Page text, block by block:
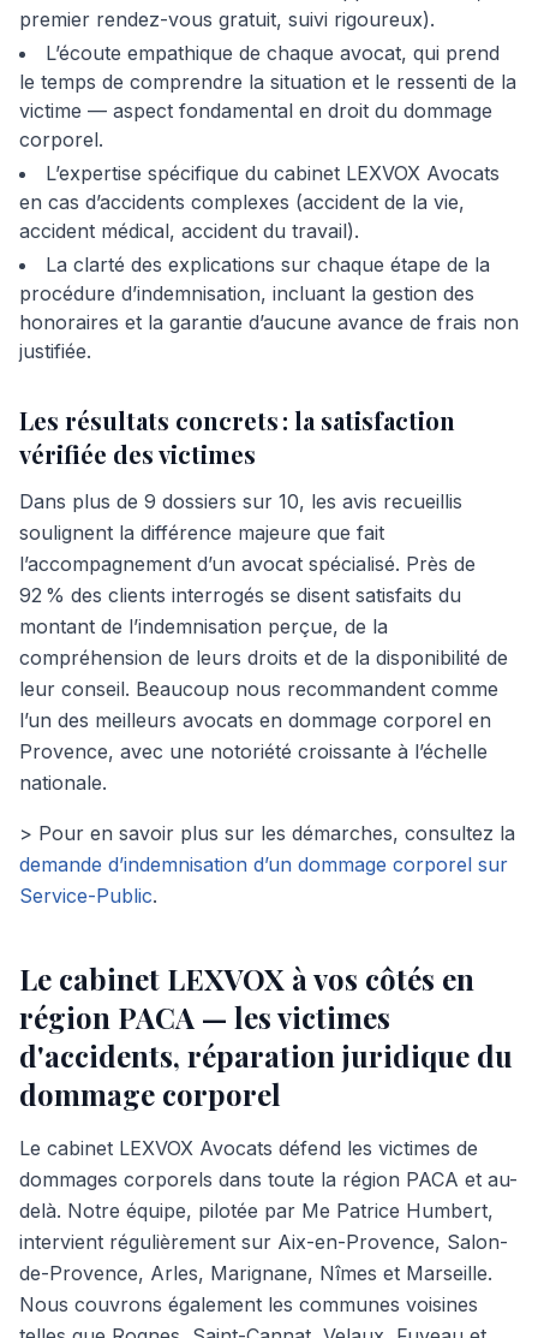
premier rendez-vous gratuit, suivi rigoureux).
L’écoute empathique de chaque avocat, qui prend
le temps de comprendre la situation et le ressenti de la
victime — aspect fondamental en droit du dommage
corporel.
L’expertise spécifique du cabinet LEXVOX Avocats
en cas d’accidents complexes (accident de la vie,
accident médical, accident du travail).
La clarté des explications sur chaque étape de la
procédure d’indemnisation, incluant la gestion des
honoraires et la garantie d’aucune avance de frais non
justifiée.
Les résultats concrets : la satisfaction
vérifiée des victimes
Dans plus de 9 dossiers sur 10, les avis recueillis
soulignent la différence majeure que fait
l’accompagnement d’un avocat spécialisé. Près de
92 % des clients interrogés se disent satisfaits du
montant de l’indemnisation perçue, de la
compréhension de leurs droits et de la disponibilité de
leur conseil. Beaucoup nous recommandent comme
l’un des meilleurs avocats en dommage corporel en
Provence, avec une notoriété croissante à l’échelle
nationale.
> Pour en savoir plus sur les démarches, consultez la
demande d’indemnisation d’un dommage corporel sur
Service-Public.
Le cabinet LEXVOX à vos côtés en
région PACA — les victimes
d'accidents, réparation juridique du
dommage corporel
Le cabinet LEXVOX Avocats défend les victimes de
dommages corporels dans toute la région PACA et au-
delà. Notre équipe, pilotée par Me Patrice Humbert,
intervient régulièrement sur Aix-en-Provence, Salon-
de-Provence, Arles, Marignane, Nîmes et Marseille.
Nous couvrons également les communes voisines